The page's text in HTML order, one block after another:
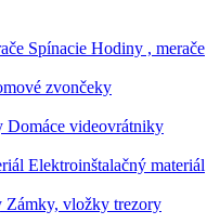
Spínacie Hodiny , merače
zvončeky
Domáce videovrátniky
Elektroinštalačný materiál
Zámky, vložky trezory